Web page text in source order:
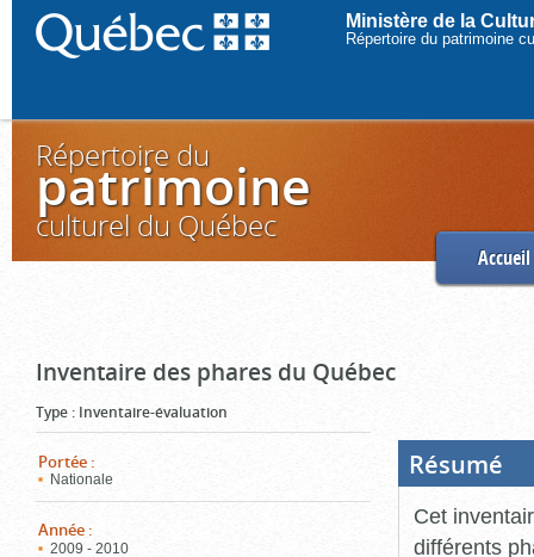
Ministère de la
Répertoire du patrimoine
Répertoire du
patrimoine
culturel du Québec
Accueil
Inventaire des phares du Québec
Type : Inventaire-évaluation
Portée :
Nationale
Année :
2009 - 2010
Résumé
Cet
différents